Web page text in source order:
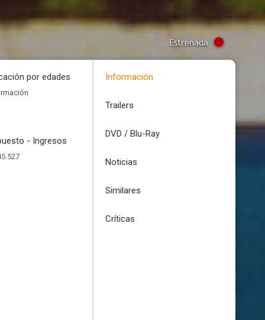
Estrenada
por edades
- Ingresos
Información
Trailers
DVD / Blu-Ray
Noticias
Similares
Críticas